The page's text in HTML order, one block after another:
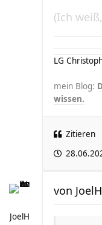
(Ich
LG
mein Blog:
wissen.
Zitieren
JoelH
von JoelH